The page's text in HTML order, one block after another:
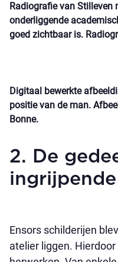
Radiografie van Stilleven
onderliggende
goed zichtbaar is.
Digitaal bewerkte
positie van de man.
Bonne.
2. De
Ensors schilderijen
atelier liggen.